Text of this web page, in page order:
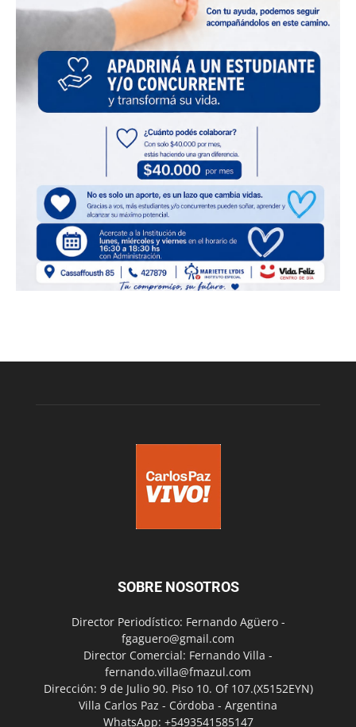
SOBRE NOSOTROS
Director Periodístico: Fernando Agüero -
fgaguero@gmail.com
Director Comercial: Fernando Villa -
fernando.villa@fmazul.com
Dirección: 9 de Julio 90. Piso 10. Of 107.(X5152EYN)
Villa Carlos Paz - Córdoba - Argentina
WhatsApp: +5493541585147